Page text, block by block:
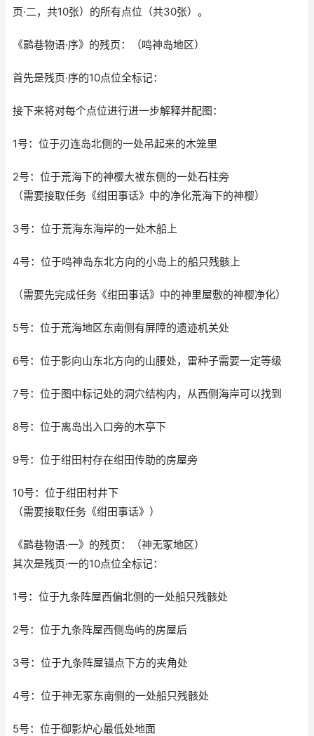
页·二，共10张）的所有点位（共30张）。
《鹮巷物语·序》的残页：（鸣神岛地区）
首先是残页·序的10点位全标记：
接下来将对每个点位进行进一步解释并配图：
1号：位于刃连岛北侧的一处吊起来的木笼里
2号：位于荒海下的神樱大袚东侧的一处石柱旁
（需要接取任务《绀田事话》中的净化荒海下的神樱）
3号：位于荒海东海岸的一处木船上
4号：位于鸣神岛东北方向的小岛上的船只残骸上
（需要先完成任务《绀田事话》中的神里屋敷的神樱净化）
5号：位于荒海地区东南侧有屏障的遗迹机关处
6号：位于影向山东北方向的山腰处，雷种子需要一定等级
7号：位于图中标记处的洞穴结构内，从西侧海岸可以找到
8号：位于离岛出入口旁的木亭下
9号：位于绀田村存在绀田传助的房屋旁
10号：位于绀田村井下
（需要接取任务《绀田事话》）
《鹮巷物语·一》的残页：（神无冢地区）
其次是残页·一的10点位全标记：
1号：位于九条阵屋西偏北侧的一处船只残骸处
2号：位于九条阵屋西侧岛屿的房屋后
3号：位于九条阵屋锚点下方的夹角处
4号：位于神无冢东南侧的一处船只残骸处
5号：位于御影炉心最低处地面